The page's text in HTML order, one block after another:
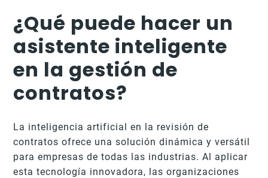
¿Qué puede hacer un
asistente inteligente
en la gestión de
contratos?
La inteligencia artificial en la revisión de
contratos ofrece una solución dinámica y versátil
para empresas de todas las industrias. Al aplicar
esta tecnología innovadora, las organizaciones